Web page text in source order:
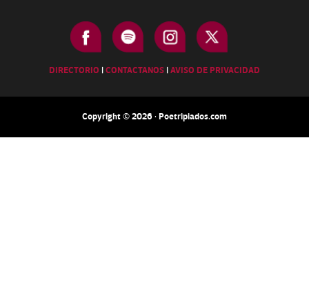
DIRECTORIO |CONTACTANOS |AVISO DE PRIVACIDAD
Copyright © 2026 · Poetripiados.com